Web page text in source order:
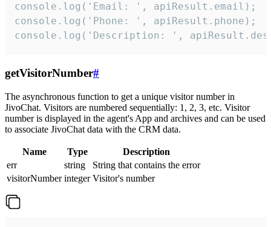
console.log('Email: ', apiResult.email);
console.log('Phone: ', apiResult.phone);
console.log('Description: ',
getVisitorNumber#
The asynchronous function to get a unique visitor number in
JivoChat. Visitors are numbered sequentially: 1, 2, 3, etc. Visitor
number is displayed in the agent's App and archives and can be used
to associate JivoChat data with the CRM data.
Name Type
Description
err
string
String that contains the error
visitorNumber integer Visitor's number